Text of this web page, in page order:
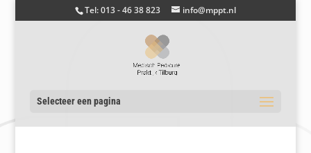
Tel: 013 - 46 38 823 info@mppt.nl
Selecteer een pagina